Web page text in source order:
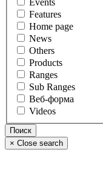
Features
Home page
News
Others
Products
Ranges
Sub Ranges
Веб-форма
Videos
× Close search